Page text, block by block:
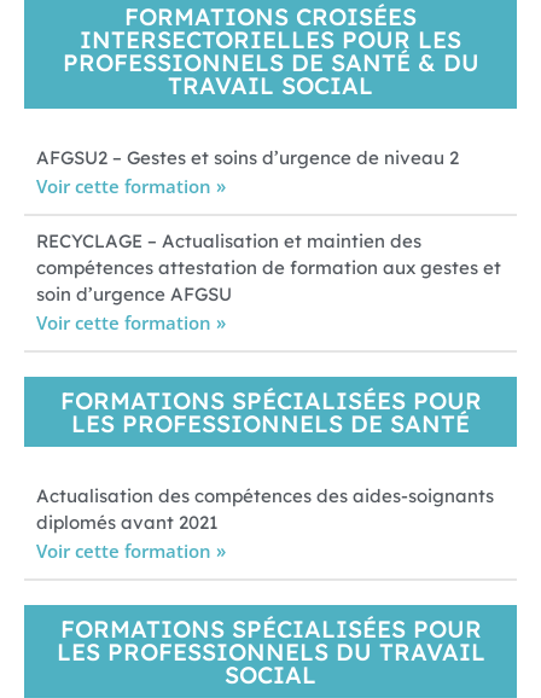
FORMATIONS CROISÉES
INTERSECTORIELLES POUR LES
PROFESSIONNELS DE SANTÉ & DU
TRAVAIL SOCIAL
AFGSU2 – Gestes et soins d’urgence de niveau 2
Voir cette formation »
RECYCLAGE – Actualisation et maintien des
compétences attestation de formation aux gestes et
soin d’urgence AFGSU
Voir cette formation »
FORMATIONS SPÉCIALISÉES POUR
LES PROFESSIONNELS DE SANTÉ
Actualisation des compétences des aides-soignants
diplomés avant 2021
Voir cette formation »
FORMATIONS SPÉCIALISÉES POUR
LES PROFESSIONNELS DU TRAVAIL
SOCIAL